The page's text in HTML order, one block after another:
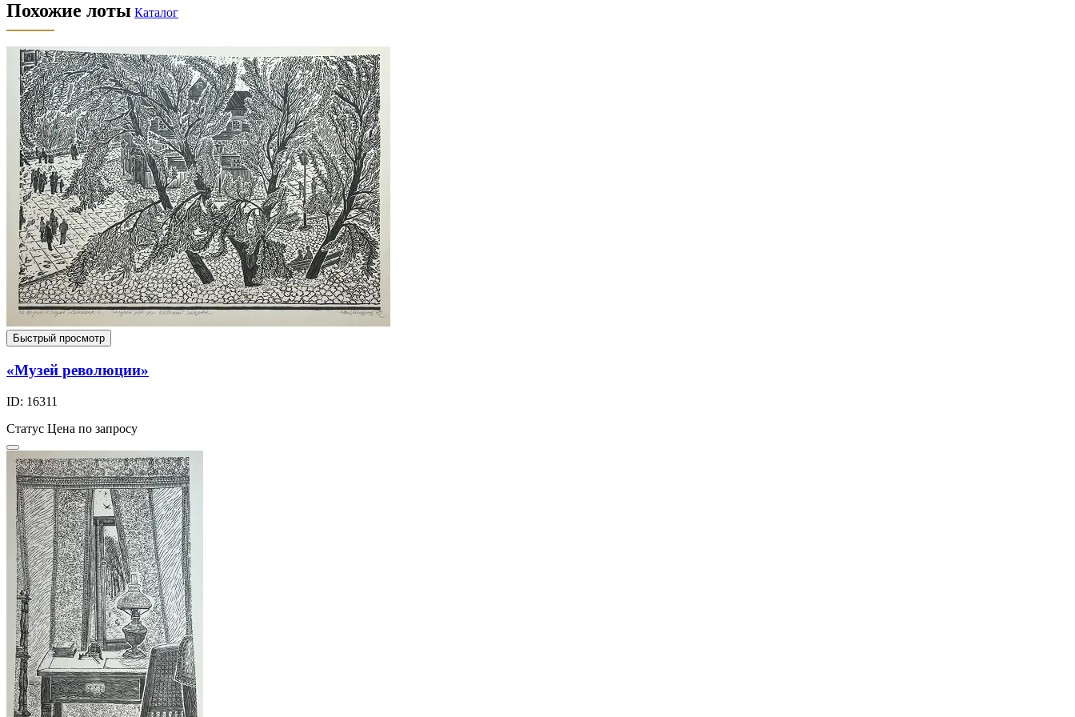
Похожие лоты Каталог
Быстрый просмотр
«Музей революции»
ID: 16311
Статус Цена по запросу